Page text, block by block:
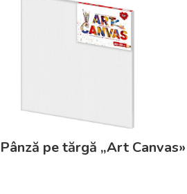
Pânză pe tărgă „Art